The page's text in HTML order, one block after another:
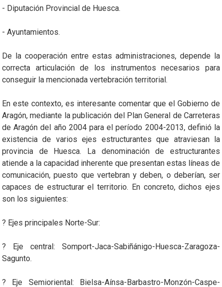
- Diputación Provincial de Huesca.
- Ayuntamientos.
De la cooperación entre estas administraciones, depende la
correcta articulación de los instrumentos necesarios para
conseguir la mencionada vertebración territorial.
En este contexto, es interesante comentar que el Gobierno de
Aragón, mediante la publicación del Plan General de Carreteras
de Aragón del año 2004 para el período 2004-2013, definió la
existencia de varios ejes estructurantes que atraviesan la
provincia de Huesca. La denominación de estructurantes
atiende a la capacidad inherente que presentan estas líneas de
comunicación, puesto que vertebran y deben, o deberían, ser
capaces de estructurar el territorio. En concreto, dichos ejes
son los siguientes:
? Ejes principales Norte-Sur:
? Eje central: Somport-Jaca-Sabiñánigo-Huesca-Zaragoza-
Sagunto.
? Eje Semioriental: Bielsa-Aínsa-Barbastro-Monzón-Caspe-